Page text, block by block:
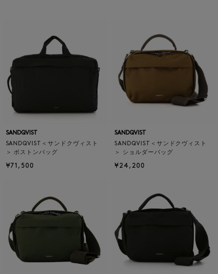
SANDQVIST
SANDQVIST＜サンドクヴィスト
＞ ボストンバッグ
¥71,500
SANDQVIST
SANDQVIST＜サンドクヴィスト
＞ ショルダーバッグ
¥24,200